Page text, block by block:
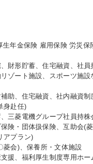
生年金保険 雇用保険 労災保
財形貯蓄、住宅融資、社員
ゾート施設、スポーツ施設
助、住宅融資、社内融資
身赴任)
三菱電機グループ社員持株
険・団体扱保険、互助会(
アプラン)
菱会)、保養所・文体施設
援、福利厚生制度専用ホー